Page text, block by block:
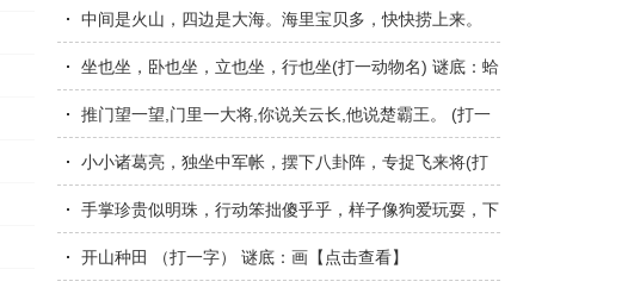
中间是火山，四边是大海。海里宝贝多，快快捞上来。
(打一日常用..
坐也坐，卧也坐，立也坐，行也坐(打一动物名) 谜底：蛤
蟆【点..
推门望一望,门里一大将,你说关云长,他说楚霸王。 (打一
字) 谜底..
小小诸葛亮，独坐中军帐，摆下八卦阵，专捉飞来将(打
一动物) ..
手掌珍贵似明珠，行动笨拙傻乎乎，样子像狗爱玩耍，下
水上树有功..
开山种田 （打一字） 谜底：画【点击查看】